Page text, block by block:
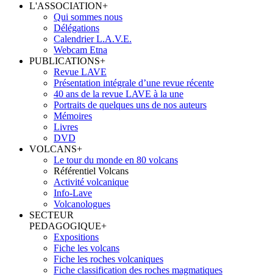
L'ASSOCIATION+
Qui sommes nous
Délégations
Calendrier L.A.V.E.
Webcam Etna
PUBLICATIONS+
Revue LAVE
Présentation intégrale d’une revue récente
40 ans de la revue LAVE à la une
Portraits de quelques uns de nos auteurs
Mémoires
Livres
DVD
VOLCANS+
Le tour du monde en 80 volcans
Référentiel Volcans
Activité volcanique
Info-Lave
Volcanologues
SECTEUR
PEDAGOGIQUE+
Expositions
Fiche les volcans
Fiche les roches volcaniques
Fiche classification des roches magmatiques